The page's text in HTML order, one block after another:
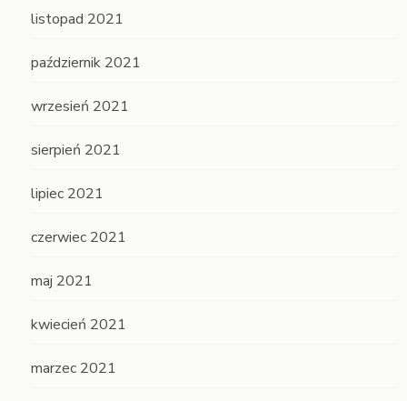
listopad 2021
październik 2021
wrzesień 2021
sierpień 2021
lipiec 2021
czerwiec 2021
maj 2021
kwiecień 2021
marzec 2021